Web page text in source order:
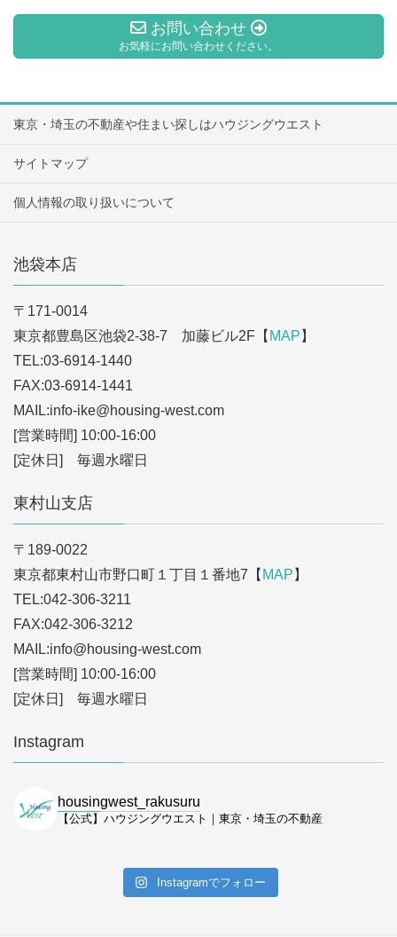
お問い合わせ
お気軽にお問い合わせください。
東京・埼玉の不動産や住まい探しはハウジングウエスト
サイトマップ
個人情報の取り扱いについて
池袋本店
〒171-0014
東京都豊島区池袋2-38-7 加藤ビル2F【 MAP 】
TEL:03-6914-1440
FAX:03-6914-1441
MAIL:info-ike@housing-west.com
[営業時間] 10:00-16:00
[定休日] 毎週水曜日
東村山支店
〒189-0022
東京都東村山市野口町１丁目１番地7【 MAP 】
TEL:042-306-3211
FAX:042-306-3212
MAIL:info@housing-west.com
[営業時間] 10:00-16:00
[定休日] 毎週水曜日
Instagram
housingwest_rakusuru
【公式】ハウジングウエスト｜東京・埼玉の不動産
Instagramでフォロー